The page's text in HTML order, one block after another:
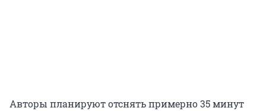
Авторы планируют отснять примерно 35 минут